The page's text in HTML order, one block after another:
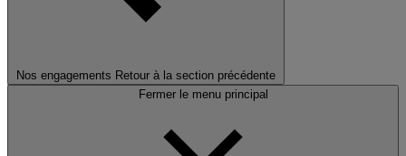
Nos engagements Retour à la section précédente
Fermer le menu principal